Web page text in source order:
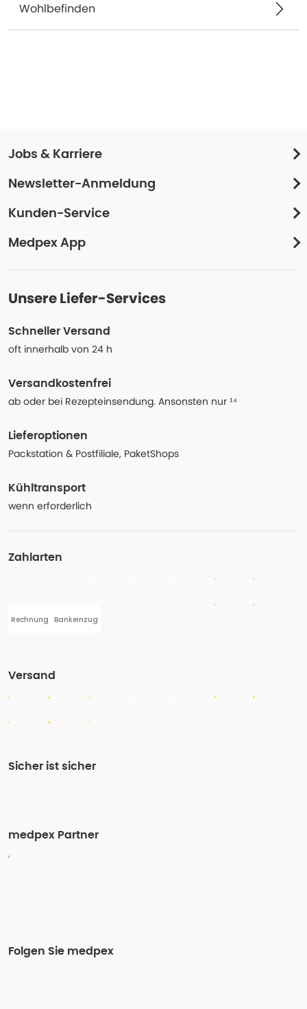
Wohlbefinden
Jobs & Karriere
Newsletter-Anmeldung
Kunden-Service
Medpex App
Unsere Liefer-Services
Schneller Versand
oft innerhalb von 24 h
Versandkostenfrei
ab oder bei Rezepteinsendung. Ansonsten nur ¹⁴
Lieferoptionen
Packstation & Postfiliale, PaketShops
Kühltransport
wenn erforderlich
Zahlarten
Rechnung Bankeinzug
Versand
Sicher ist sicher
medpex Partner
Folgen Sie medpex